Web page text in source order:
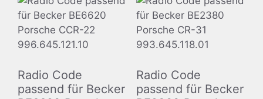
Radio Code
passend für Becker
Radio Code
passend für Becker